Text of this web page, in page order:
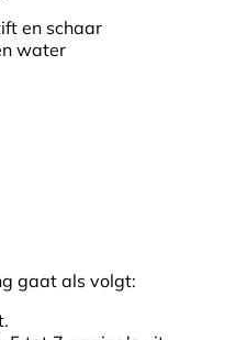
en schaar
water
gaat als volgt: